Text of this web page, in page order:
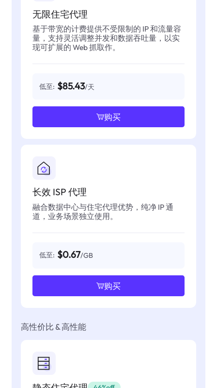
无限住宅代理
基于带宽的计费提供不受限制的 IP 和流量容
量，支持灵活调整并发和数据吞吐量，以实
现可扩展的 Web 抓取作。
低至: $85.43/天
购买
长效 ISP 代理
融合数据中心与住宅代理优势，纯净 IP 通
道，业务场景独立使用。
低至: $0.67/GB
购买
高性价比 & 高性能